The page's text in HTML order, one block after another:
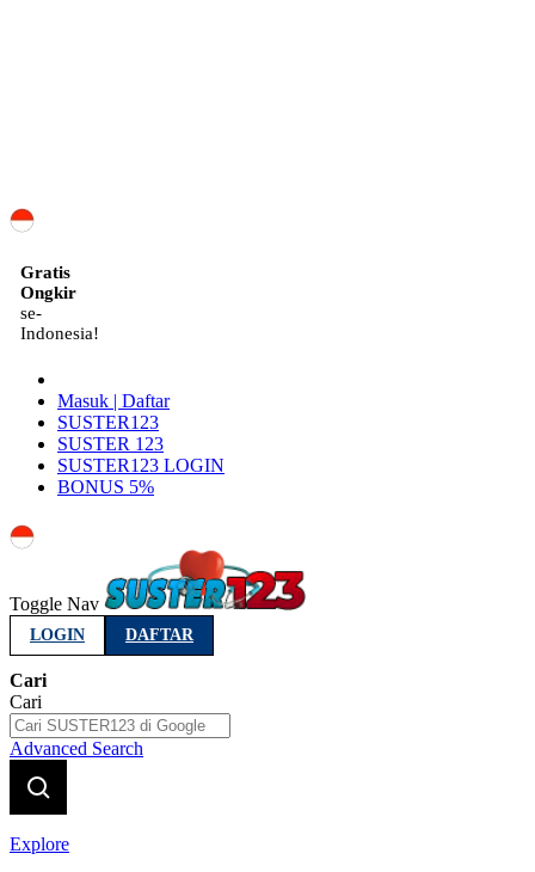
Gratis
Ongkir
se-
Indonesia!
Masuk | Daftar
SUSTER123
SUSTER 123
SUSTER123 LOGIN
BONUS 5%
Toggle Nav
LOGIN DAFTAR
Cari
Cari
Advanced Search
Explore